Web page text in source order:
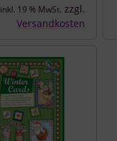
inkl. 19 % MwSt. zzgl.
Versandkosten